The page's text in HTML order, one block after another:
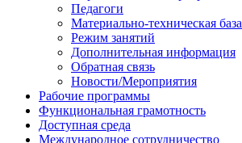
Педагоги
Материально-техническая база
Режим занятий
Дополнительная информация
Обратная связь
Новости/Мероприятия
Рабочие программы
Функциональная грамотность
Доступная среда
Международное сотрудничество